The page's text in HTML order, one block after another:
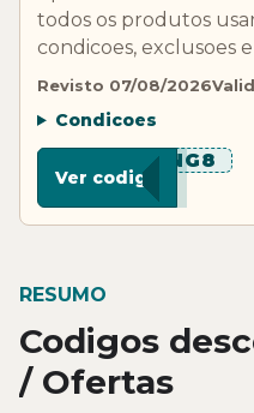
todos os produtos
condicoes, exclusoes
Revisto 07/08/2026
Condicoes
****NG8
Ver codigo
RESUMO
Codigos
/ Ofertas